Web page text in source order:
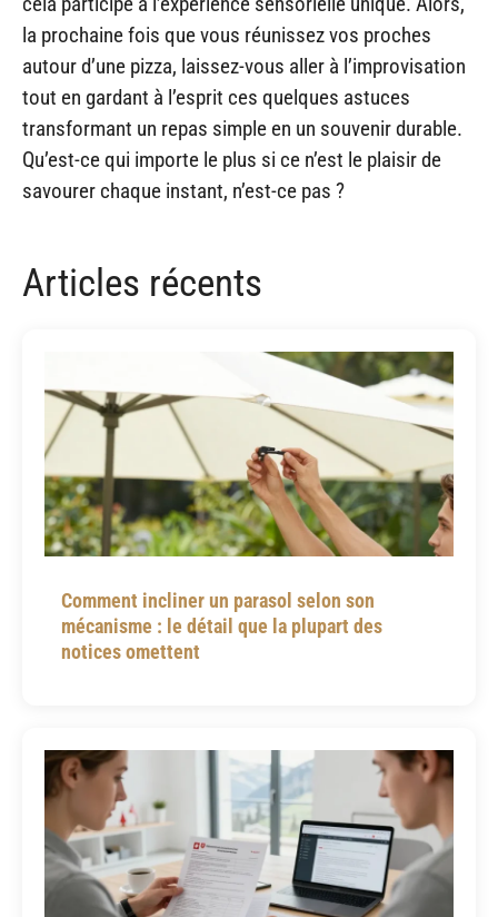
la prochaine fois que vous réunissez vos proches
autour d’une pizza, laissez-vous aller à l’improvisation
tout en gardant à l’esprit ces quelques astuces
transformant un repas simple en un souvenir durable.
Qu’est-ce qui importe le plus si ce n’est le plaisir de
savourer chaque instant, n’est-ce pas ?
Articles récents
Comment incliner un parasol selon son
mécanisme : le détail que la plupart des
notices omettent